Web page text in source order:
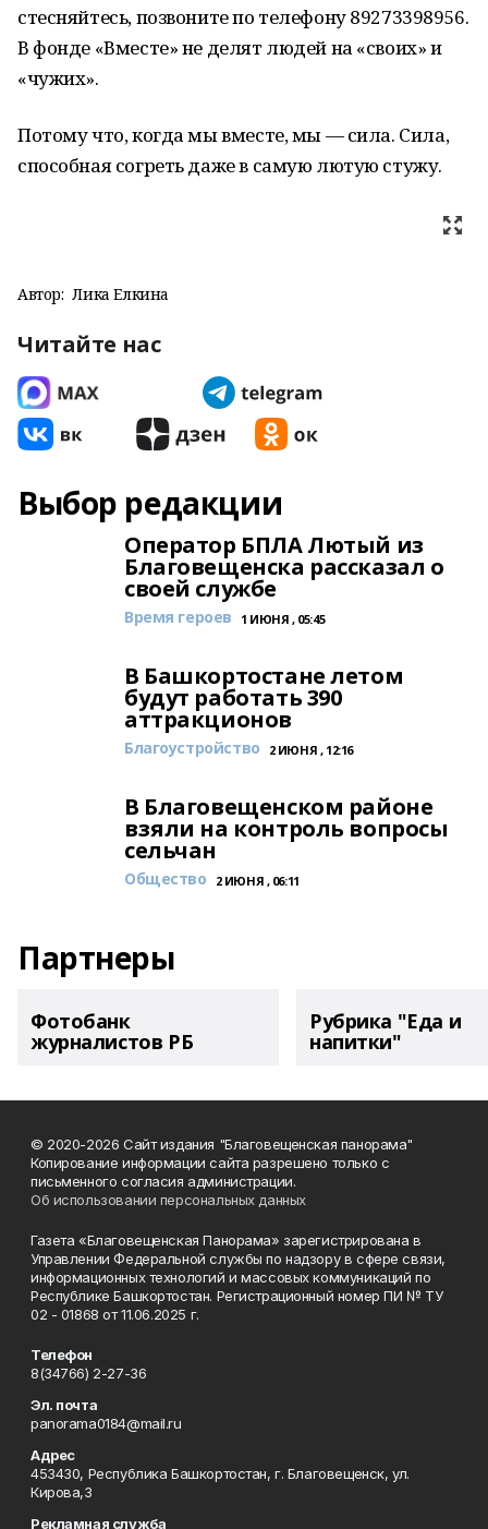
стесняйтесь, позвоните по телефону 89273398956.
В фонде «Вместе» не делят людей на «своих» и
«чужих».
Потому что, когда мы вместе, мы — сила. Сила,
способная согреть даже в самую лютую стужу.
Автор: Лика Елкина
Читайте нас
Выбор редакции
Оператор БПЛА Лютый из
Благовещенска рассказал о
своей службе
Время героев 1 ИЮНЯ , 05:45
В Башкортостане летом
будут работать 390
аттракционов
Благоустройство 2 ИЮНЯ , 12:16
В Благовещенском районе
взяли на контроль вопросы
сельчан
Общество 2 ИЮНЯ , 06:11
Партнеры
Фотобанк
журналистов РБ
Рубрика "Еда и
напитки"
© 2020-2026 Сайт издания "Благовещенская панорама"
Копирование информации сайта разрешено только с
письменного согласия администрации.
Об использовании персональных данных
Газета «Благовещенская Панорама» зарегистрирована в
Управлении Федеральной службы по надзору в сфере связи,
информационных технологий и массовых коммуникаций по
Республике Башкортостан. Регистрационный номер ПИ № ТУ
02 - 01868 от 11.06.2025 г.
Телефон
8(34766) 2-27-36
Эл. почта
panorama0184@mail.ru
Адрес
453430, Республика Башкортостан, г. Благовещенск, ул.
Кирова,3
Рекламная служба